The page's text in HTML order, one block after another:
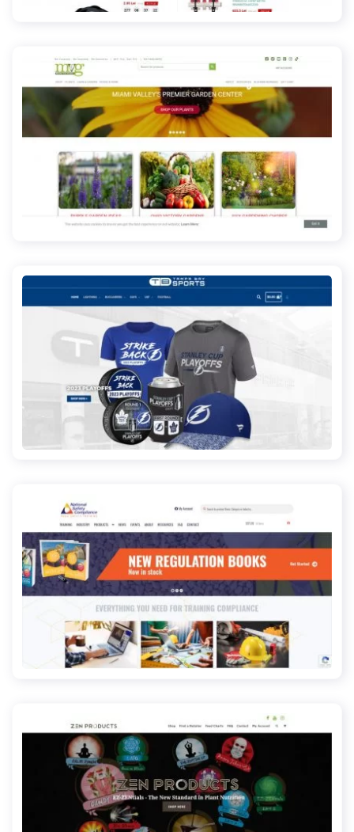
meadowview.com
tampabaysports.com
osha-safety-training.net